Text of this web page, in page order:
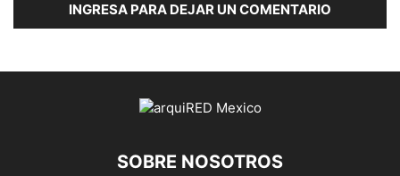
INGRESA PARA DEJAR UN COMENTARIO
SOBRE NOSOTROS